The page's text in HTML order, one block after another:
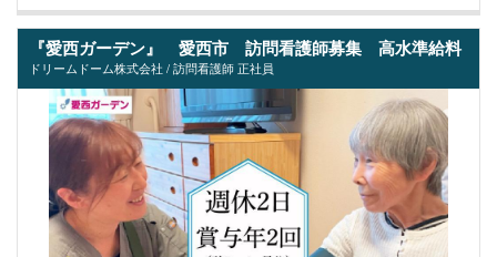
『愛西ガーデン』 愛西市 訪問看護師募集 高水準給料
ドリームドーム株式会社 / 訪問看護師 正社員